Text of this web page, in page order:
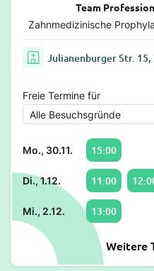
Team
Zahnmedizinische
Julianenburger Str.
Freie Termine für
Mo., 30.11. 15:00
Di., 1.12. 11:00
Mi., 2.12. 13:00
Weitere